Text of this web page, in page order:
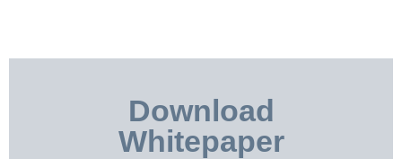
Download
Whitepaper